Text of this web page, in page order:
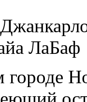
ЛаБаф
городе